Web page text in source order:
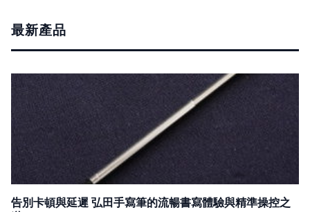
最新產品
告別卡頓與延遲 弘田手寫筆的流暢書寫體驗與精準操控之